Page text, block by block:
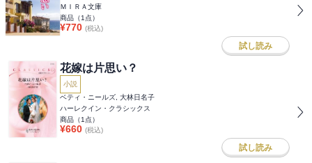
ＭＩＲＡ文庫
商品（1 点）
¥770 (税込)
試し読み
花嫁は片思い？
小説
ベティ・ニールズ, 大林日名子
ハーレクイン・クラシックス
商品（1 点）
¥660 (税込)
試し読み